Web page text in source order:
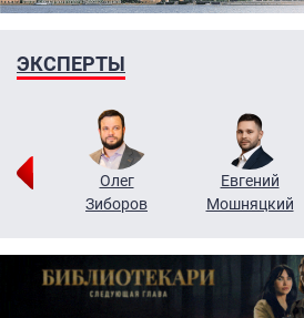
ЭКСПЕРТЫ
Олег
Зиборов
Евгений
Мошняцкий